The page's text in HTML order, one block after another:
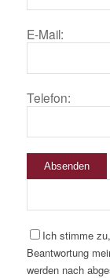
E-Mail:
Telefon:
Absenden
Ich stimme
Beantwortung
werden nach